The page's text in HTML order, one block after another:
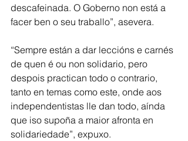
descafeinada. O Goberno non está a
facer ben o seu traballo”, asevera.
“Sempre están a dar leccións e carnés
de quen é ou non solidario, pero
despois practican todo o contrario,
tanto en temas como este, onde aos
independentistas lle dan todo, aínda
que iso supoña a maior afronta en
solidariedade”, expuxo.